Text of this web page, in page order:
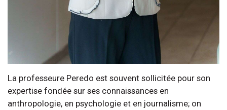
La professeure Peredo est souvent sollicitée pour son
expertise fondée sur ses connaissances en
anthropologie, en psychologie et en journalisme; on